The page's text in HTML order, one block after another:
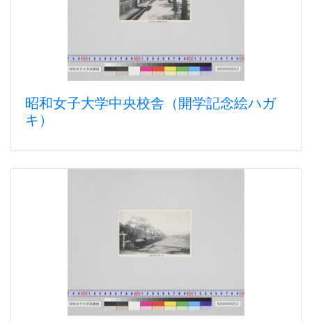
昭和女子大学中央校舎（開学記念絵ハガ
キ）